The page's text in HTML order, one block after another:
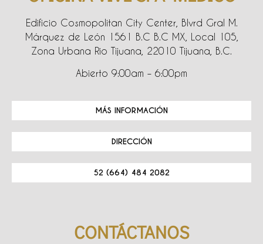
Edificio Cosmopolitan City Center, Blvrd Gral M.
Márquez de León 1561 B.C B.C MX, Local 105,
Zona Urbana Rio Tijuana, 22010 Tijuana, B.C.
Abierto 9:00am – 6:00pm
MÁS INFORMACIÓN
DIRECCIÓN
52 (664) 484 2082
CONTÁCTANOS